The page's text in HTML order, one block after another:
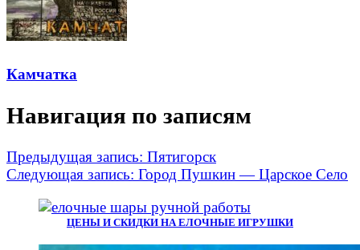
Камчатка
Навигация по записям
Предыдущая запись: Пятигорск
Следующая запись: Город Пушкин — Царское Село
ЦЕНЫ И СКИДКИ НА ЕЛОЧНЫЕ ИГРУШКИ